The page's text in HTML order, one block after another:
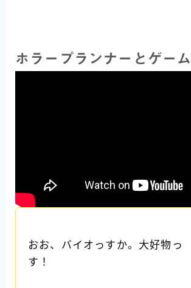
ホラープランナーとゲー
おお、バイオっすか。大好物っ
す！